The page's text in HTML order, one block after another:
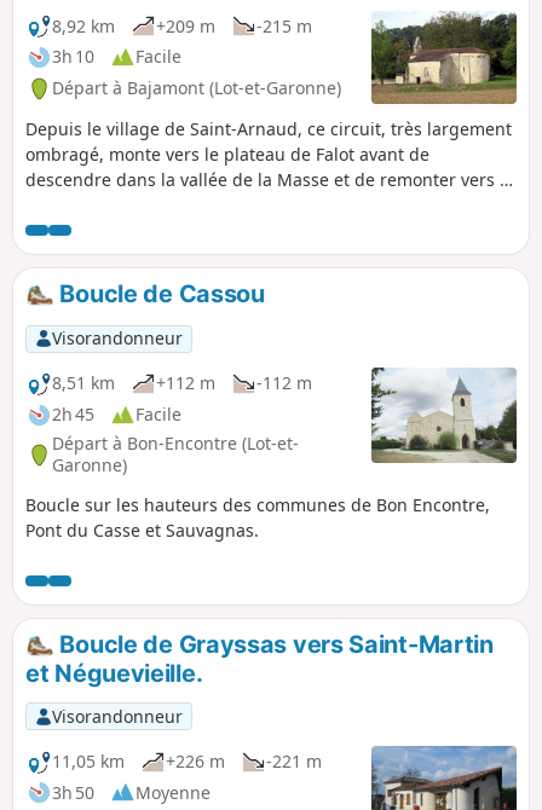
8,92 km
+209 m
-215 m
3h 10
Facile
Départ à Bajamont (Lot-et-Garonne)
Depuis le village de Saint-Arnaud, ce circuit, très largement
ombragé, monte vers le plateau de Falot avant de
descendre dans la vallée de la Masse et de remonter vers le
Boucle de Cassou
Visorandonneur
8,51 km
+112 m
-112 m
2h 45
Facile
Départ à Bon-Encontre (Lot-et-
Garonne)
Boucle sur les hauteurs des communes de Bon Encontre,
Pont du Casse et Sauvagnas.
Boucle de Grayssas vers Saint-Martin
et Néguevieille.
Visorandonneur
11,05 km
+226 m
-221 m
3h 50
Moyenne